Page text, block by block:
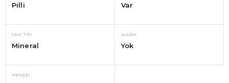
Pilli Var
CAM TIPI
Mineral
ALARM
Yok
MENŞEI